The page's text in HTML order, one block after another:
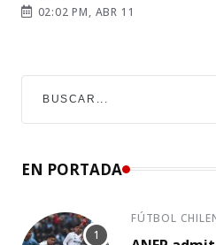
02:02 PM, ABR 11
EN PORTADA
FÚTBOL